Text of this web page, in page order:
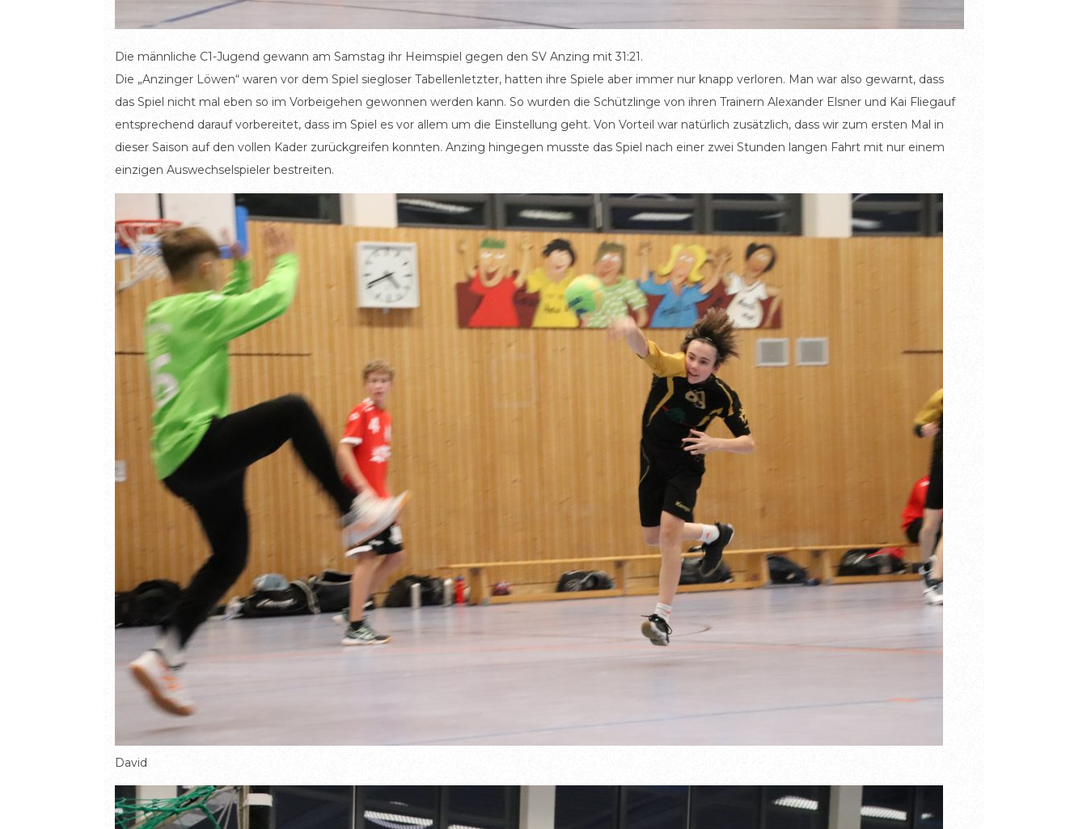
Die männliche C1-Jugend gewann am Samstag ihr Heimspiel gegen den SV Anzing mit 31:21.
Die „Anzinger Löwen“ waren vor dem Spiel siegloser Tabellenletzter, hatten ihre Spiele aber immer nur knapp verloren. Man war also gewarnt, dass
das Spiel nicht mal eben so im Vorbeigehen gewonnen werden kann. So wurden die Schützlinge von ihren Trainern Alexander Elsner und Kai Fliegauf
entsprechend darauf vorbereitet, dass im Spiel es vor allem um die Einstellung geht. Von Vorteil war natürlich zusätzlich, dass wir zum ersten Mal in
dieser Saison auf den vollen Kader zurückgreifen konnten. Anzing hingegen musste das Spiel nach einer zwei Stunden langen Fahrt mit nur einem
einzigen Auswechselspieler bestreiten.
David